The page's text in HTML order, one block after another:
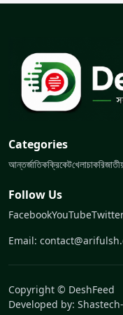
Categories
আন্তর্জাতিকক্রিকেটখেলাচাকরি
Follow Us
FacebookYouTube
Email:
Copyright © DeshFeed
Developed by: